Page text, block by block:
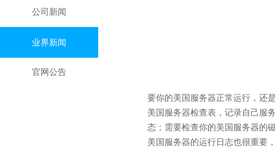
公司新闻
业界新闻
官网公告
要你的美国服务器正常运行，还
美国服务器检查表，记录自己服
态；需要检查你的美国服务器的
美国服务器的运行日志也很重要